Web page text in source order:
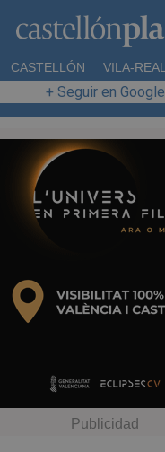
CASTELLÓN VILA-REAL
+ Seguir en Google